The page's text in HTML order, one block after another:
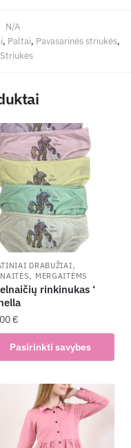
N/A
, Paltai, Pavasarinės striukės,
Striukės
DRABUŽIAI,
, MERGAITĖMS
rinkinukas ‘
€
Pasirinkti savybes